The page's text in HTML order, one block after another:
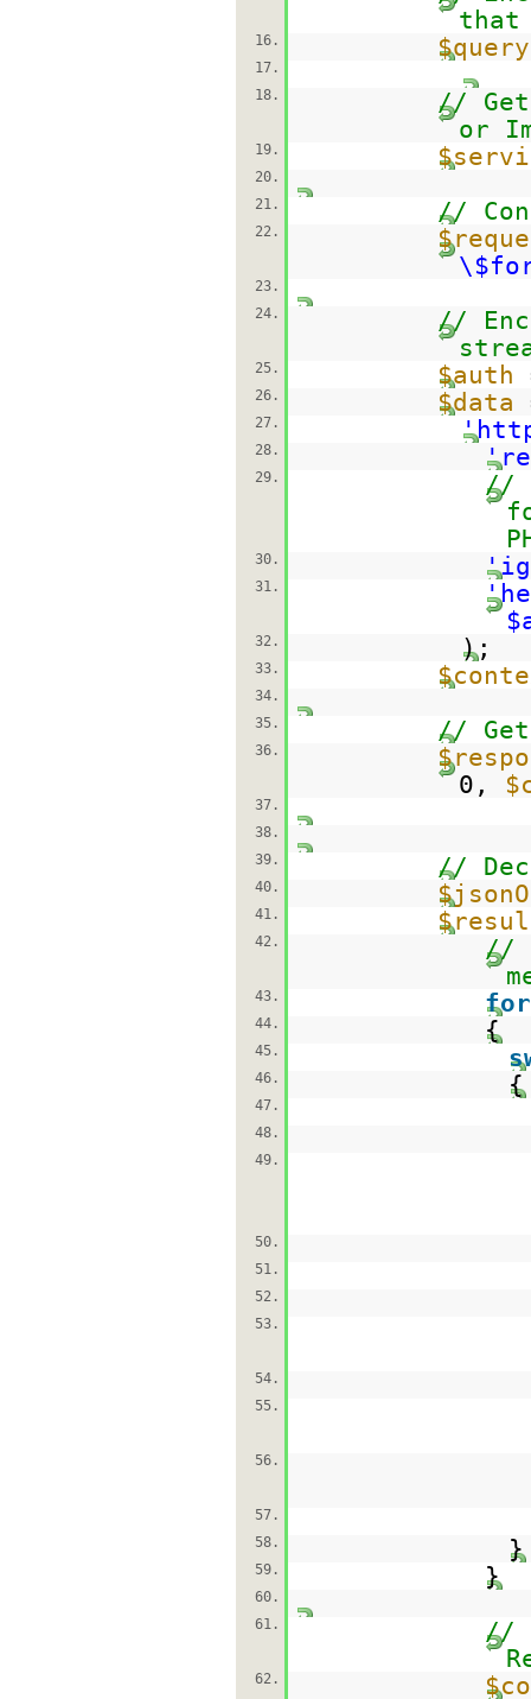
that
16. $query
17.
18.
// Get
or
19.
20.
21.
//
22.
23.
24.
//
25. $auth
26. $data
27.
28.
29.
//
30.
31.
32. );
33.
34.
35.
// Get
36.
0,
37.
38.
39.
//
40.
41.
42.
//
43.
44. {
45.
46. {
47.
48.
49.
50.
51.
52.
53.
54.
55.
56.
57.
58.
}
59. }
60.
61.
//
62.